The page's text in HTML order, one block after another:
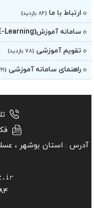
ارتباط با ما (۸۲ بازدید)
سامانه آموزش(E-Learning)
تقویم آموزشی (۷۸ بازدید)
راهنمای سامانه آموزشی (۶۱ بازدید)
آدرس : استان بوشهر ‏،